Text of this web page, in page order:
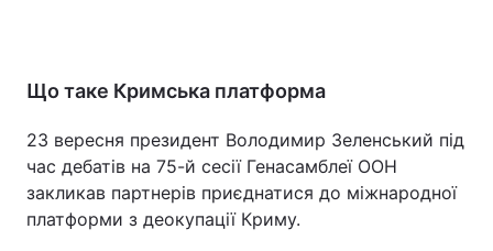
Що таке Кримська платформа
23 вересня президент Володимир Зеленський під
час дебатів на 75-й сесії Генасамблеї ООН
закликав партнерів приєднатися до міжнародної
платформи з деокупації Криму.